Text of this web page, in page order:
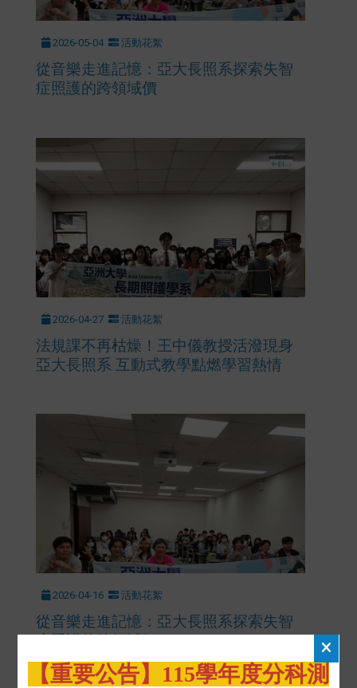
2026-05-04 活動花絮
從音樂走進記憶：亞大長照系探索失智
症照護的跨領域價
2026-04-27 活動花絮
法規課不再枯燥！王中儀教授活潑現身
亞大長照系 互動式教學點燃學習熱情
2026-04-16 活動花絮
從音樂走進記憶：亞大長照系探索失智
【重要公告】115學年度分科測